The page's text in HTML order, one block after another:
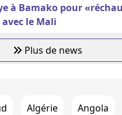
à Bamako pour
le Mali
Plus de news
Algérie Angola